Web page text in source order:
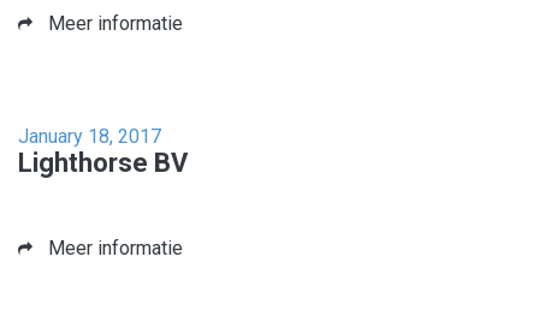
Meer informatie
January 18, 2017
Lighthorse BV
Meer informatie